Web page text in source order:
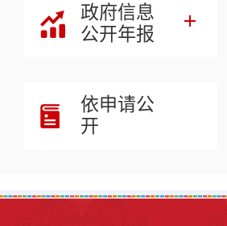
政府信息
公开年报
依申请公
开